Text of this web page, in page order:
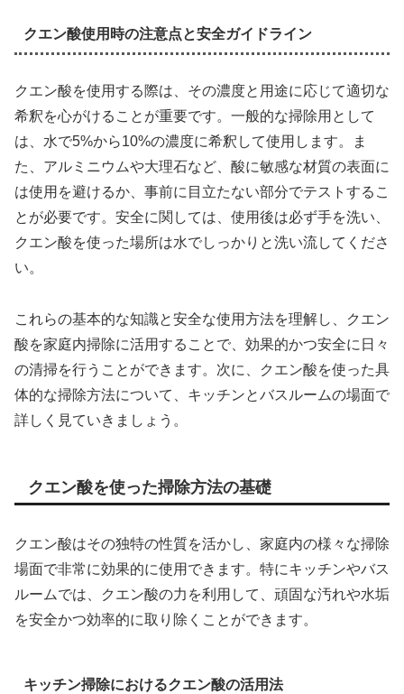
クエン酸使用時の注意点と安全ガイドライン
クエン酸を使用する際は、その濃度と用途に応じて適切な
希釈を心がけることが重要です。一般的な掃除用として
は、水で5%から10%の濃度に希釈して使用します。ま
た、アルミニウムや大理石など、酸に敏感な材質の表面に
は使用を避けるか、事前に目立たない部分でテストするこ
とが必要です。安全に関しては、使用後は必ず手を洗い、
クエン酸を使った場所は水でしっかりと洗い流してくださ
い。
これらの基本的な知識と安全な使用方法を理解し、クエン
酸を家庭内掃除に活用することで、効果的かつ安全に日々
の清掃を行うことができます。次に、クエン酸を使った具
体的な掃除方法について、キッチンとバスルームの場面で
詳しく見ていきましょう。
クエン酸を使った掃除方法の基礎
クエン酸はその独特の性質を活かし、家庭内の様々な掃除
場面で非常に効果的に使用できます。特にキッチンやバス
ルームでは、クエン酸の力を利用して、頑固な汚れや水垢
を安全かつ効率的に取り除くことができます。
キッチン掃除におけるクエン酸の活用法